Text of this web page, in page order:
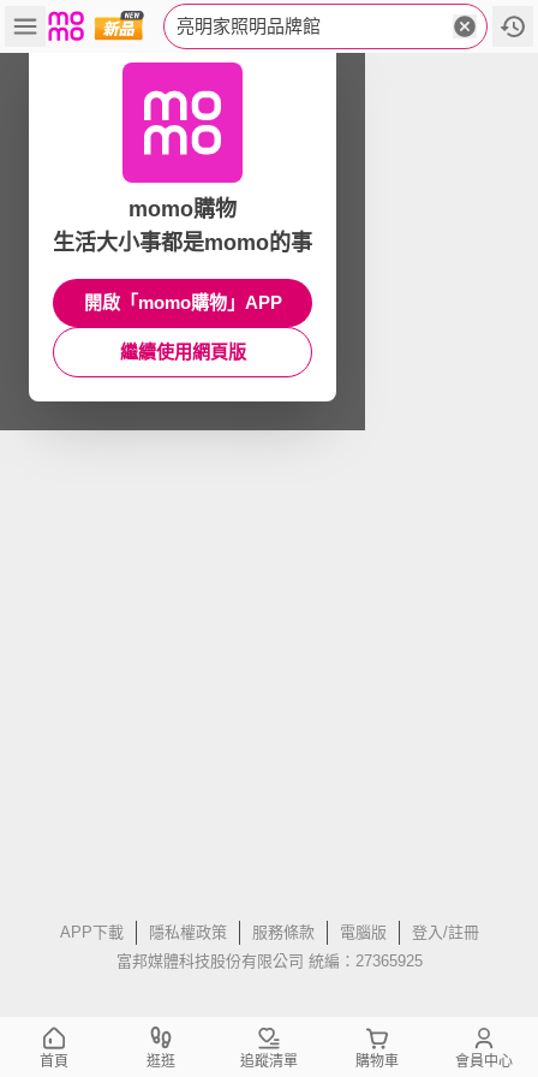
亮明家照明品牌館
APP下載 隱私權政策 服務條款 電腦版
登入/註冊
富邦媒體科技股份有限公司 統編：27365925
momo購物
生活大小事都是momo的事
開啟「momo購物」APP
繼續使用網頁版
首頁 逛逛 追蹤清單 購物車 會員中心